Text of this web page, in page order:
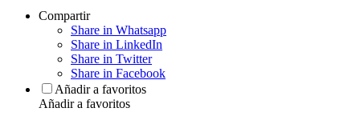
Compartir
Share in Whatsapp
Share in LinkedIn
Share in Twitter
Share in Facebook
Añadir a favoritos
Añadir a favoritos